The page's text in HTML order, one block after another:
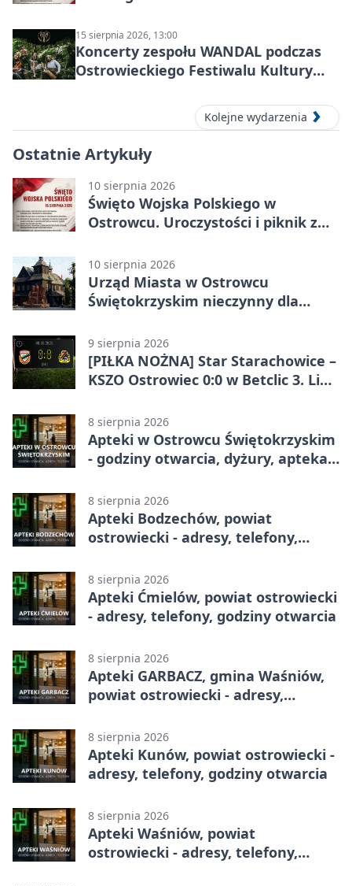
15 sierpnia 2026, 13:00
Koncerty zespołu WANDAL podczas
Ostrowieckiego Festiwalu Kultury
Kolejne wydarzenia
Ostatnie Artykuły
10 sierpnia 2026
Święto Wojska Polskiego w
Ostrowcu. Uroczystości i piknik z
10 sierpnia 2026
Urząd Miasta w Ostrowcu
Świętokrzyskim nieczynny dla
9 sierpnia 2026
[PIŁKA NOŻNA] Star Starachowice –
KSZO Ostrowiec 0:0 w Betclic 3. Liga
derbowym spotkaniu
8 sierpnia 2026
Apteki w Ostrowcu Świętokrzyskim
- godziny otwarcia, dyżury, apteka
8 sierpnia 2026
Apteki Bodzechów, powiat
ostrowiecki - adresy, telefony,
8 sierpnia 2026
Apteki Ćmielów, powiat ostrowiecki
- adresy, telefony, godziny otwarcia
8 sierpnia 2026
Apteki GARBACZ, gmina Waśniów,
powiat ostrowiecki - adresy,
8 sierpnia 2026
Apteki Kunów, powiat ostrowiecki -
adresy, telefony, godziny otwarcia
8 sierpnia 2026
Apteki Waśniów, powiat
ostrowiecki - adresy, telefony,